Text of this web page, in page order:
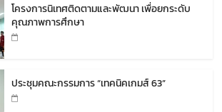
โครงการนิเทศติดตามและพัฒนา เพื่อยกระดับ
คุณภาพการศึกษา
ประชุมคณะกรรมการ “เทคนิคเกมส์ 63”